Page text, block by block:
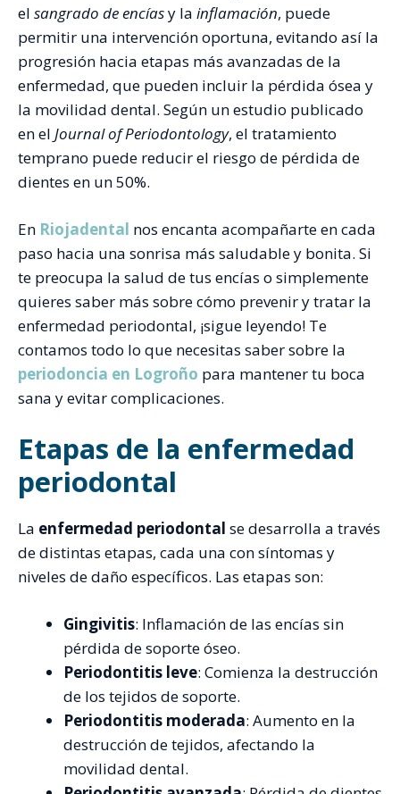
el sangrado de encíasy la inflamación, puede
permitir una intervención oportuna, evitando así la
progresión hacia etapas más avanzadas de la
enfermedad, que pueden incluir la pérdida ósea y
la movilidad dental. Según un estudio publicado
en el Journal of Periodontology, el tratamiento
temprano puede reducir el riesgo de pérdida de
dientes en un 50%.
En Riojadental nos encanta acompañarte en cada
paso hacia una sonrisa más saludable y bonita. Si
te preocupa la salud de tus encías o simplemente
quieres saber más sobre cómo prevenir y tratar la
enfermedad periodontal, ¡sigue leyendo! Te
contamos todo lo que necesitas saber sobre la
periodoncia en Logroño para mantener tu boca
sana y evitar complicaciones.
Etapas de la enfermedad
periodontal
La enfermedad periodontal se desarrolla a través
de distintas etapas, cada una con síntomas y
niveles de daño específicos. Las etapas son:
Gingivitis: Inflamación de las encías sin
pérdida de soporte óseo.
Periodontitis leve: Comienza la destrucción
de los tejidos de soporte.
Periodontitis moderada: Aumento en la
destrucción de tejidos, afectando la
movilidad dental.